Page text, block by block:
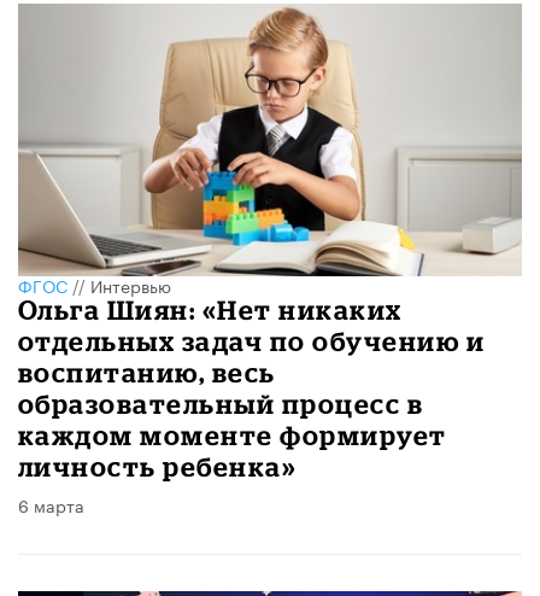
ФГОС//Интервью
Ольга Шиян: «Нет никаких
отдельных задач по обучению и
воспитанию, весь
образовательный процесс в
каждом моменте формирует
личность ребенка»
6 марта